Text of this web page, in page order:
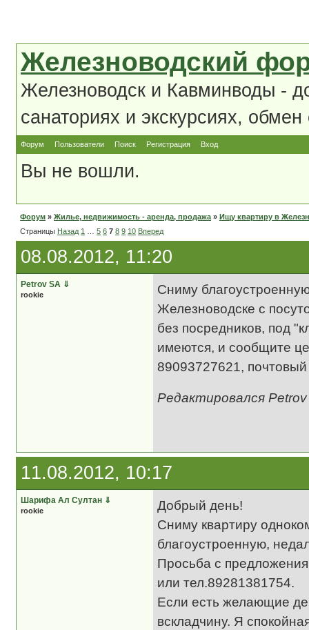
Железноводский
Железноводск и Кавминводы -
санаториях и экскурсиях,
Форум Пользователи Поиск Регистрация Вход
Вы не вошли.
Форум » Жилье, недвижимость - аренда, продажа » Ищу квартиру в
Страницы Назад 1 5 6 7 8 9 10 Вперед
08.08.2012, 11:20
Petrov SA ⇓
rookie
Сниму
Железноводске с
без посредников, под
имеются, и сообщите
89093727621,
Редактировался
11.08.2012, 10:17
Шарифа Ал Султан ⇓
rookie
Добрый день!
Сниму квартиру
благоустроенную,
Просьба с
или тел.89281381754.
Если есть желающие
вскладчину. Я